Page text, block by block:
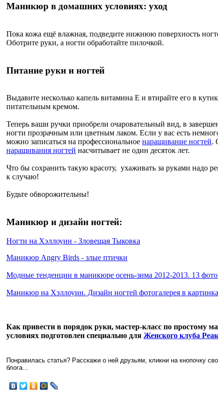
Маникюр в домашних условиях: уход
Пока кожа ещё влажная, подведите нижнюю поверхность
Оботрите руки, а ногти обработайте пилочкой.
Питание руки и ногтей
Выдавите несколько капель витамина Е и втирайте его в
питательным кремом.
Теперь ваши ручки приобрели очаровательный вид, в
ногти прозрачным или цветным лаком. Если у вас есть
можно записаться на профессиональное наращивание ногтей.
наращивания ногтей насчитывает не один десяток лет.
Что бы сохранить такую красоту, ухаживать за руками надо
к случаю!
Будьте обворожительны!
Маникюр и дизайн ногтей:
Ногти на Хэллоуин - Зловещая Тыковка
Маникюр Angry Birds - злые птички
Модные тенденции в маникюре осень-зима 2012-2013. 13
Маникюр на Хэллоуин. Дизайн ногтей фотогалерея в
Как привести в порядок руки, мастер-класс по простому
условиях подготовлен специально для Женского клуба
Понравилась статья? Расскажи о ней друзьям, кликни на кнопочку
блога...